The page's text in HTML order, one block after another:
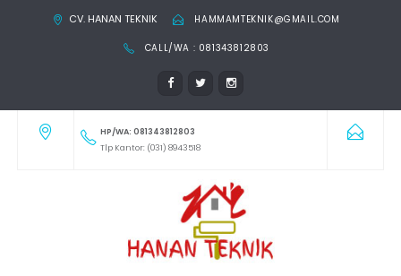
CV. HANAN TEKNIK HAMMAMTEKNIK@GMAIL.COM
CALL/WA : 081343812803
HP/WA: 081343812803
Tlp Kantor: (031) 8943518